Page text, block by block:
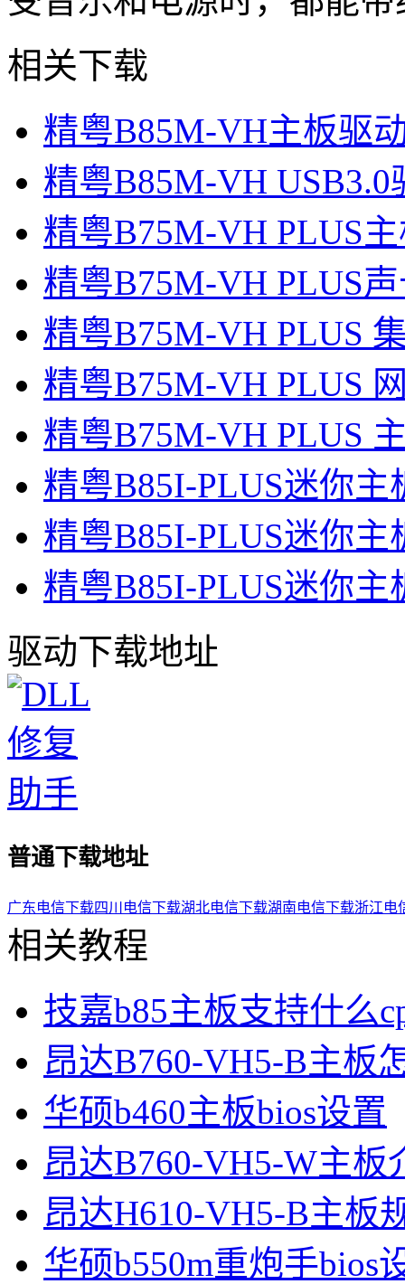
相关下载
精粤B85M-VH主板驱
精粤B85M-VH USB3.0
精粤B75M-VH PLUS
精粤B75M-VH PLUS
精粤B75M-VH PLUS
精粤B75M-VH PLUS
精粤B75M-VH PLUS
精粤B85I-PLUS迷你主
精粤B85I-PLUS迷你主
精粤B85I-PLUS迷你主
驱动下载地址
普通下载地址
广东电信下载四川电信下载湖北电信下载湖南电信下载浙江电
相关教程
技嘉b85主板支持什么
昂达B760-VH5-B主板
华硕b460主板bios设置
昂达B760-VH5-W主板
昂达H610-VH5-B主板
华硕b550m重炮手bios